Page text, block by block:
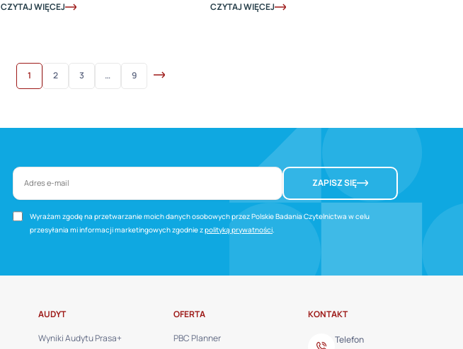
CZYTAJ WIĘCEJ CZYTAJ WIĘCEJ
1 2 3 … 9
ZAPISZ SIĘ
Wyrażam zgodę na przetwarzanie moich danych osobowych przez Polskie Badania Czytelnictwa w celu
przesyłania mi informacji marketingowych zgodnie zpolityką prywatności
AUDYT
Wyniki Audytu Prasa+
OFERTA
PBC Planner
KONTAKT
Telefon